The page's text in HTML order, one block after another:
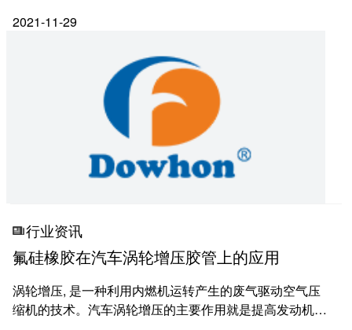
涨至180000元/吨，单月涨幅已超10%，近一年累计涨幅
2021-11-29
行业资讯
氟硅橡胶在汽车涡轮增压胶管上的应用
涡轮增压, 是一种利用内燃机运转产生的废气驱动空气压
缩机的技术。汽车涡轮增压的主要作用就是提高发动机进